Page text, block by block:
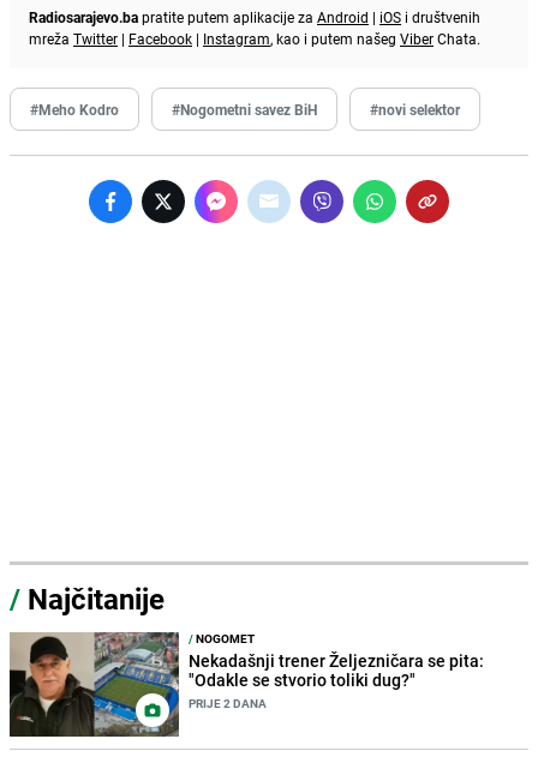
Radiosarajevo.bapratite putem aplikacije za Android | iOS i društvenih
mreža Twitter | Facebook | Instagram, kao i putem našeg ViberChata.
#Meho Kodro #Nogometni savez BiH #novi selektor
/ Najčitanije
/NOGOMET
Nekadašnji trener Željezničara se pita:
"Odakle se stvorio toliki dug?"
PRIJE 2 DANA